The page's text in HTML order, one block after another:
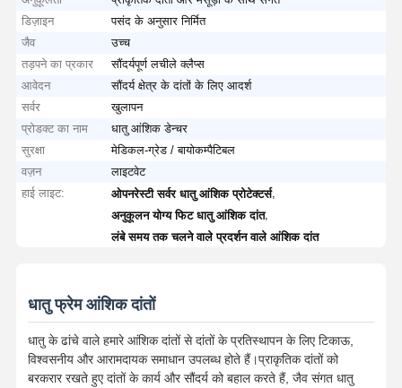
डिज़ाइन
पसंद के अनुसार निर्मित
जैव
उच्च
तड़पने का प्रकार
सौंदर्यपूर्ण लचीले क्लैप्स
आवेदन
सौंदर्य क्षेत्र के दांतों के लिए आदर्श
सर्वर
खुलापन
प्रोडक्ट का नाम
धातु आंशिक डेन्चर
सुरक्षा
मेडिकल-ग्रेड / बायोकम्पैटिबल
वज़न
लाइटवेट
हाई लाइट:
ओपनरेस्टी सर्वर धातु आंशिक प्रोटेक्टर्स,
अनुकूलन योग्य फिट धातु आंशिक दांत,
लंबे समय तक चलने वाले प्रदर्शन वाले आंशिक दांत
धातु फ्रेम आंशिक दांतों
धातु के ढांचे वाले हमारे आंशिक दांतों से दांतों के प्रतिस्थापन के लिए टिकाऊ,
विश्वसनीय और आरामदायक समाधान उपलब्ध होते हैं।प्राकृतिक दांतों को
बरकरार रखते हुए दांतों के कार्य और सौंदर्य को बहाल करते हैं, जैव संगत धातु